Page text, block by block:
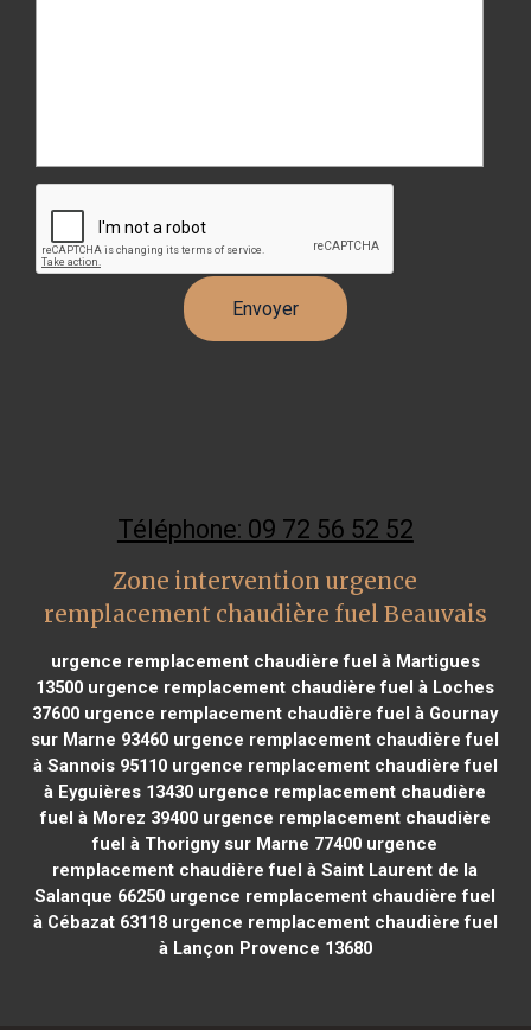
Téléphone: 09 72 56 52 52
Zone intervention urgence
remplacement chaudière fuel Beauvais
urgence remplacement chaudière fuel à Martigues
13500 urgence remplacement chaudière fuel à Loches
37600 urgence remplacement chaudière fuel à Gournay
sur Marne 93460 urgence remplacement chaudière fuel
à Sannois 95110urgence remplacement chaudière fuel
à Eyguières 13430 urgence remplacement chaudière
fuel à Morez 39400urgence remplacement chaudière
fuel à Thorigny sur Marne 77400 urgence
remplacement chaudière fuel à Saint Laurent de la
Salanque 66250 urgence remplacement chaudière fuel
à Cébazat 63118urgence remplacement chaudière fuel
à Lançon Provence 13680